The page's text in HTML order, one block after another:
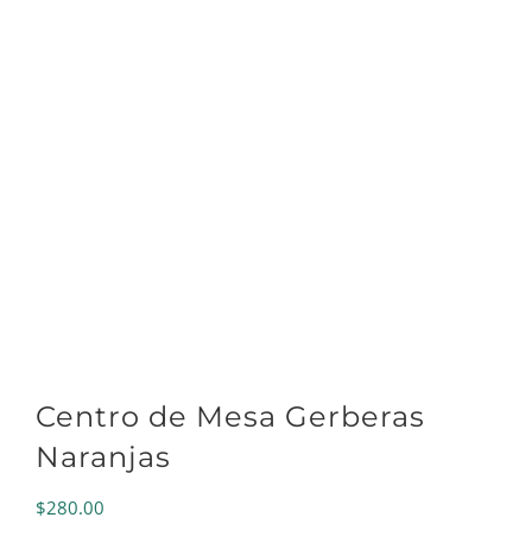
Centro de Mesa Gerberas
Naranjas
$280.00